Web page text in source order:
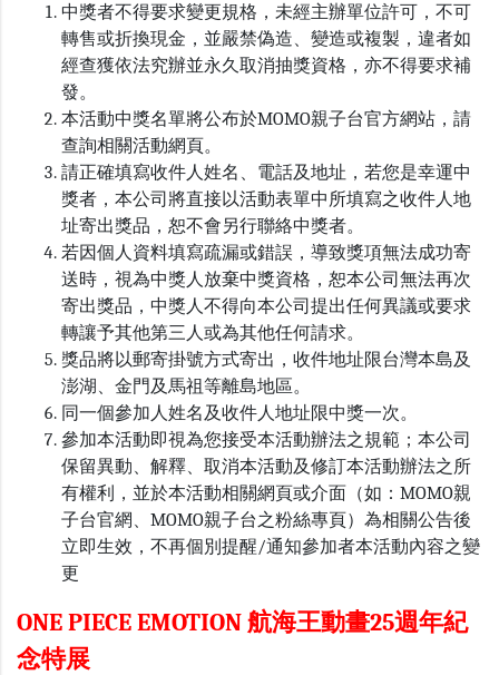
中獎者不得要求變更規格，未經主辦單位許可，不可
轉售或折換現金，並嚴禁偽造、變造或複製，違者如
經查獲依法究辦並永久取消抽獎資格，亦不得要求補
發。
本活動中獎名單將公布於MOMO親子台官方網站，請
查詢相關活動網頁。
請正確填寫收件人姓名、電話及地址，若您是幸運中
獎者，本公司將直接以活動表單中所填寫之收件人地
址寄出獎品，恕不會另行聯絡中獎者。
若因個人資料填寫疏漏或錯誤，導致獎項無法成功寄
送時，視為中獎人放棄中獎資格，恕本公司無法再次
寄出獎品，中獎人不得向本公司提出任何異議或要求
轉讓予其他第三人或為其他任何請求。
獎品將以郵寄掛號方式寄出，收件地址限台灣本島及
澎湖、金門及馬祖等離島地區。
同一個參加人姓名及收件人地址限中獎一次。
參加本活動即視為您接受本活動辦法之規範；本公司
保留異動、解釋、取消本活動及修訂本活動辦法之所
有權利，並於本活動相關網頁或介面（如：MOMO親
子台官網、MOMO親子台之粉絲專頁）為相關公告後
立即生效，不再個別提醒/通知參加者本活動內容之變
更
ONE PIECE EMOTION 航海王動畫25週年紀
念特展